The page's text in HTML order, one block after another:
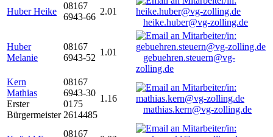
Huber Heike
08167
6943-66
2.01
heike.huber@vg-zolling.de
Huber
Melanie
08167
6943-52
1.01
gebuehren.steuern@vg-
zolling.de
Kern
Mathias
Erster
Bürgermeister
08167
6943-30
0175
2614485
1.16
mathias.kern@vg-zolling.de
08167